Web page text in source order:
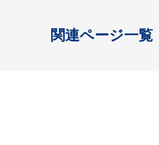
関連ページ一覧
開く